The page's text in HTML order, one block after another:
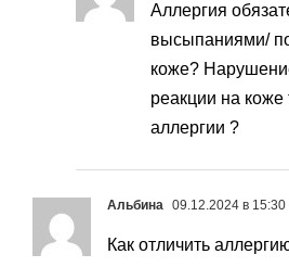
Аллергия
высыпаниями/
коже?
реакции на
аллергии ?
Альбина 09.12.2024 в 15:30
Как отличить